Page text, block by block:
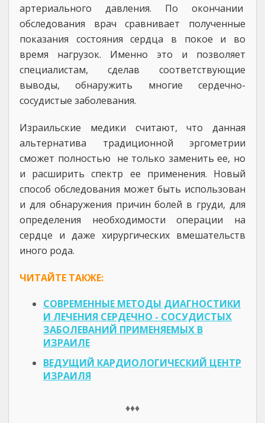
артериального давления. По окончании
обследования врач сравнивает полученные
показания состояния сердца в покое и во
время нагрузок. Именно это и позволяет
специалистам, сделав соответствующие
выводы, обнаружить многие сердечно-
сосудистые заболевания.
Израильские медики считают, что данная
альтернатива традиционной эргометрии
сможет полностью не только заменить ее, но
и расширить спектр ее применения. Новый
способ обследования может быть использован
и для обнаружения причин болей в груди, для
определения необходимости операции на
сердце и даже хирургических вмешательств
иного рода.
ЧИТАЙТЕ ТАКЖЕ:
СОВРЕМЕННЫЕ МЕТОДЫ ДИАГНОСТИКИ
И ЛЕЧЕНИЯ СЕРДЕЧНО - СОСУДИСТЫХ
ЗАБОЛЕВАНИЙ ПРИМЕНЯЕМЫХ В
ИЗРАИЛЕ
ВЕДУЩИЙ КАРДИОЛОГИЧЕСКИЙ ЦЕНТР
ИЗРАИЛЯ
♦♦♦